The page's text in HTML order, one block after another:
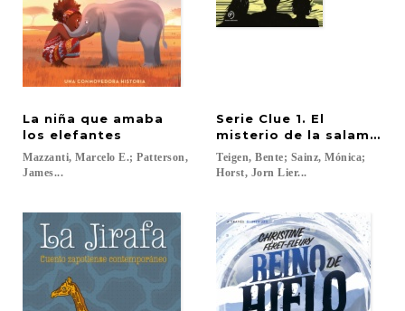
La niña que amaba
los elefantes
Mazzanti, Marcelo E.; Patterson,
James...
Serie Clue 1. El
misterio de la
Teigen, Bente; Sainz, Mónica;
Horst, Jorn Lier...